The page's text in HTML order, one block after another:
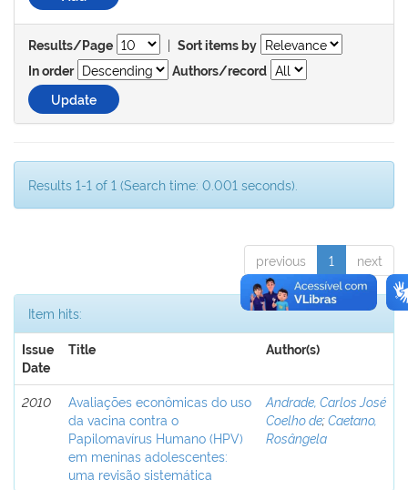
Results/Page | Sort items by
In order
Authors/record
Results 1-1 of 1 (Search time: 0.001 seconds).
previous 1 next
Item hits:
Issue
Date
Title Author(s)
2010
Avaliações econômicas do uso
da vacina contra o
Papilomavírus Humano (HPV)
em meninas adolescentes:
uma revisão sistemática
Andrade, Carlos José
Coelho de;Caetano,
Rosângela